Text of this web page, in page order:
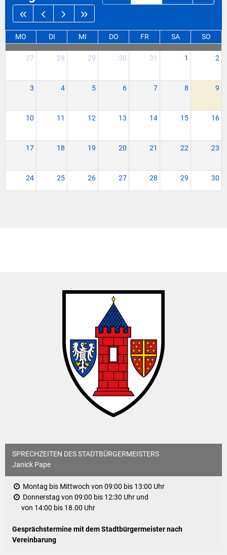
MO DI MI DO FR SA SO
27 28 29 30 31 1 2
3 4 5 6 7 8 9
10 11 12 13 14 15 16
17 18 19 20 21 22 23
24 25 26 27 28 29 30
SPRECHZEITEN DES STADTBÜRGERMEISTERS
Janick Pape
Montag bis Mittwoch von 09:00 bis 13:00 Uhr
Donnerstag von 09:00 bis 12:30 Uhr und
von 14:00 bis 18.00 Uhr
Gesprächstermine mit dem Stadtbürgermeister nach
Vereinbarung